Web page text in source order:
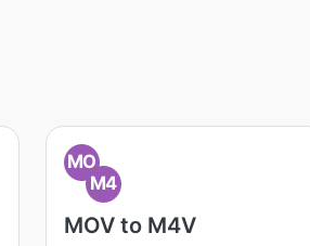
MO
M4
MOV to M4V